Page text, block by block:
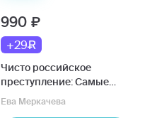
990
+29
Чисто российское
преступление: Самые
громкие и загадочные
Ева Меркачева